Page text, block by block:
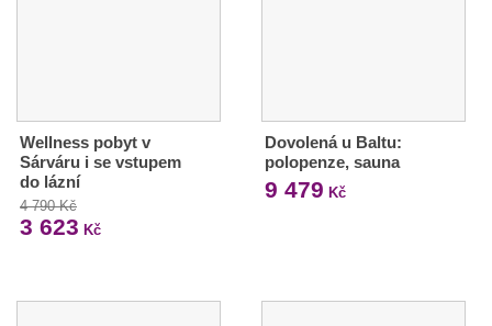
Wellness pobyt v
Sárváru i se vstupem
do lázní
4 790 Kč
3 623 Kč
Dovolená u Baltu:
polopenze, sauna
9 479 Kč